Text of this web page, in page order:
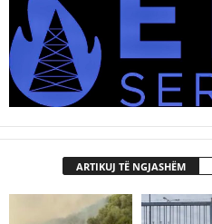
ARTIKUJ TË NGJASHËM